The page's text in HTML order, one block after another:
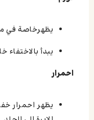
يظهرخاصة في
يبدأ بالاختفاء خلال من
احمرار
يظهر احمرار